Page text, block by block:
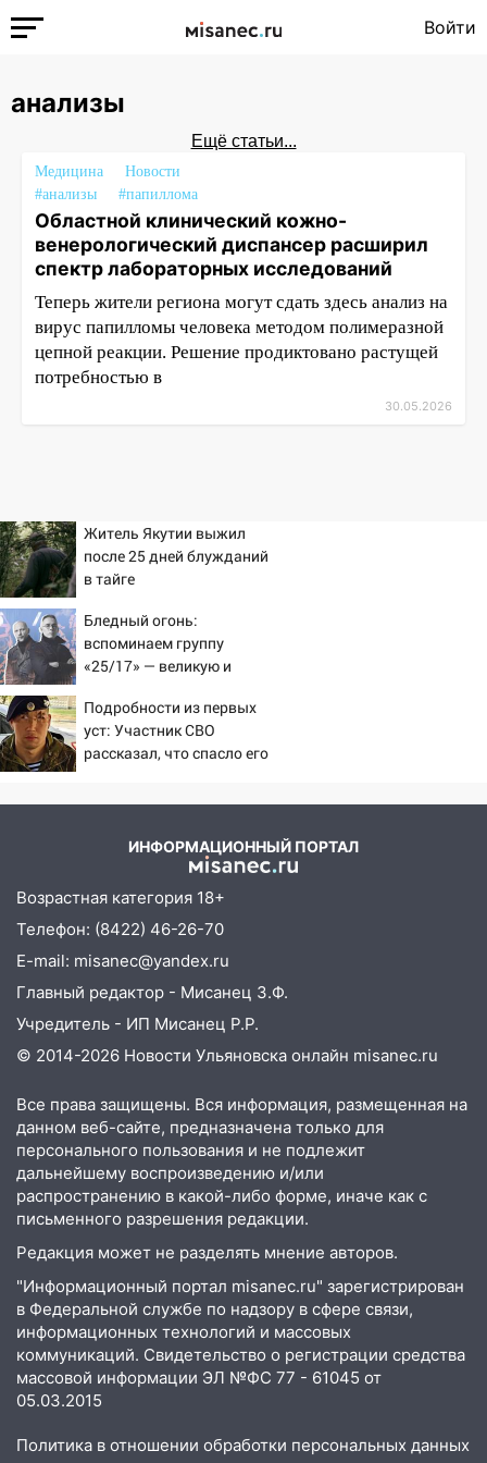
Войти
анализы
Ещё статьи...
Медицина
Новости
#анализы
#папиллома
Областной клинический кожно-
венерологический диспансер расширил
спектр лабораторных исследований
Теперь жители региона могут сдать здесь анализ на
вирус папилломы человека методом полимеразной
цепной реакции. Решение продиктовано растущей
потребностью в
30.05.2026
Житель Якутии выжил
после 25 дней блужданий
в тайге
Бледный огонь:
вспоминаем группу
«25/17» — великую и
Подробности из первых
уст: Участник СВО
рассказал, что спасло его
ИНФОРМАЦИОННЫЙ ПОРТАЛ
Возрастная категория 18+
Телефон: (8422) 46-26-70
E-mail: misanec@yandex.ru
Главный редактор - Мисанец З.Ф.
Учредитель - ИП Мисанец Р.Р.
© 2014-2026 Новости Ульяновска онлайн misanec.ru
Все права защищены. Вся информация, размещенная на
данном веб-сайте, предназначена только для
персонального пользования и не подлежит
дальнейшему воспроизведению и/или
распространению в какой-либо форме, иначе как с
письменного разрешения редакции.
Редакция может не разделять мнение авторов.
"Информационный портал misanec.ru" зарегистрирован
в Федеральной службе по надзору в сфере связи,
информационных технологий и массовых
коммуникаций. Свидетельство о регистрации средства
массовой информации ЭЛ №ФС 77 - 61045 от
05.03.2015
Политика в отношении обработки персональных данных